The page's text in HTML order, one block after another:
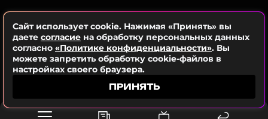
Сайт использует cookie. Нажимая «Принять» вы
даете согласие на обработку персональных данных
согласно «Политике конфиденциальности». Вы
можете запретить обработку cookie-файлов в
настройках своего браузера.
ПРИНЯТЬ